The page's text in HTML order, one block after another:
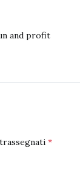
and profit
*